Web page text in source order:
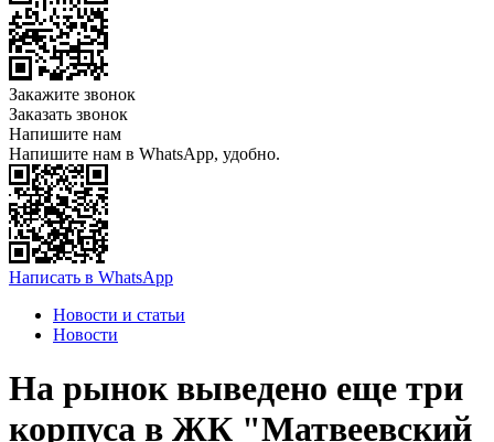
Закажите звонок
Заказать звонок
Напишите нам
Напишите нам в WhatsApp, удобно.
Написать в WhatsApp
Новости и статьи
Новости
На рынок выведено еще три
корпуса в ЖК "Матвеевский